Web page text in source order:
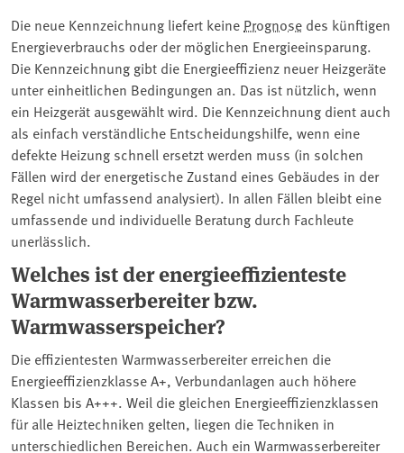
Die neue Kennzeichnung liefert keine Prognose des künftigen
Energieverbrauchs oder der möglichen Energieeinsparung.
Die Kennzeichnung gibt die Energieeffizienz neuer Heizgeräte
unter einheitlichen Bedingungen an. Das ist nützlich, wenn
ein Heizgerät ausgewählt wird. Die Kennzeichnung dient auch
als einfach verständliche Entscheidungshilfe, wenn eine
defekte Heizung schnell ersetzt werden muss (in solchen
Fällen wird der energetische Zustand eines Gebäudes in der
Regel nicht umfassend analysiert). In allen Fällen bleibt eine
umfassende und individuelle Beratung durch Fachleute
unerlässlich.
Welches ist der energieeffizienteste
Warmwasserbereiter bzw.
Warmwasserspeicher?
Die effizientesten Warmwasserbereiter erreichen die
Energieeffizienzklasse A+, Verbundanlagen auch höhere
Klassen bis A+++. Weil die gleichen Energieeffizienzklassen
für alle Heiztechniken gelten, liegen die Techniken in
unterschiedlichen Bereichen. Auch ein Warmwasserbereiter